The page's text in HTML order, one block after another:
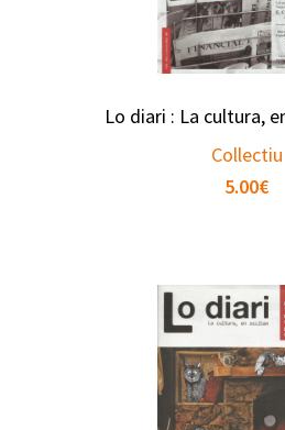
Lo diari : La cultura,
Collectiu
5.00€